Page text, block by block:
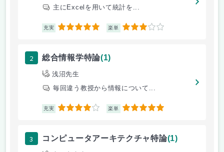
主にExcelを用いて統計を...
充実 5 楽単 3
2 総合情報学特論(1)
浅沼先生
毎回違う教授から情報について...
充実 4 楽単 5
3 コンピュータアーキテクチャ特論(1)